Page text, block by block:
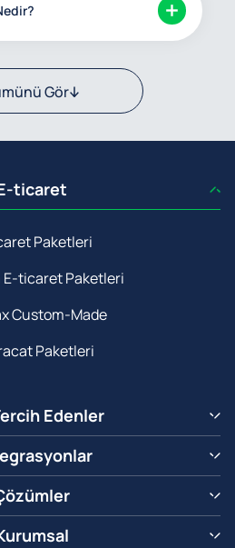
Gör
ticaret
Paketleri
E-ticaret Paketleri
Custom-Made
Paketleri
Edenler